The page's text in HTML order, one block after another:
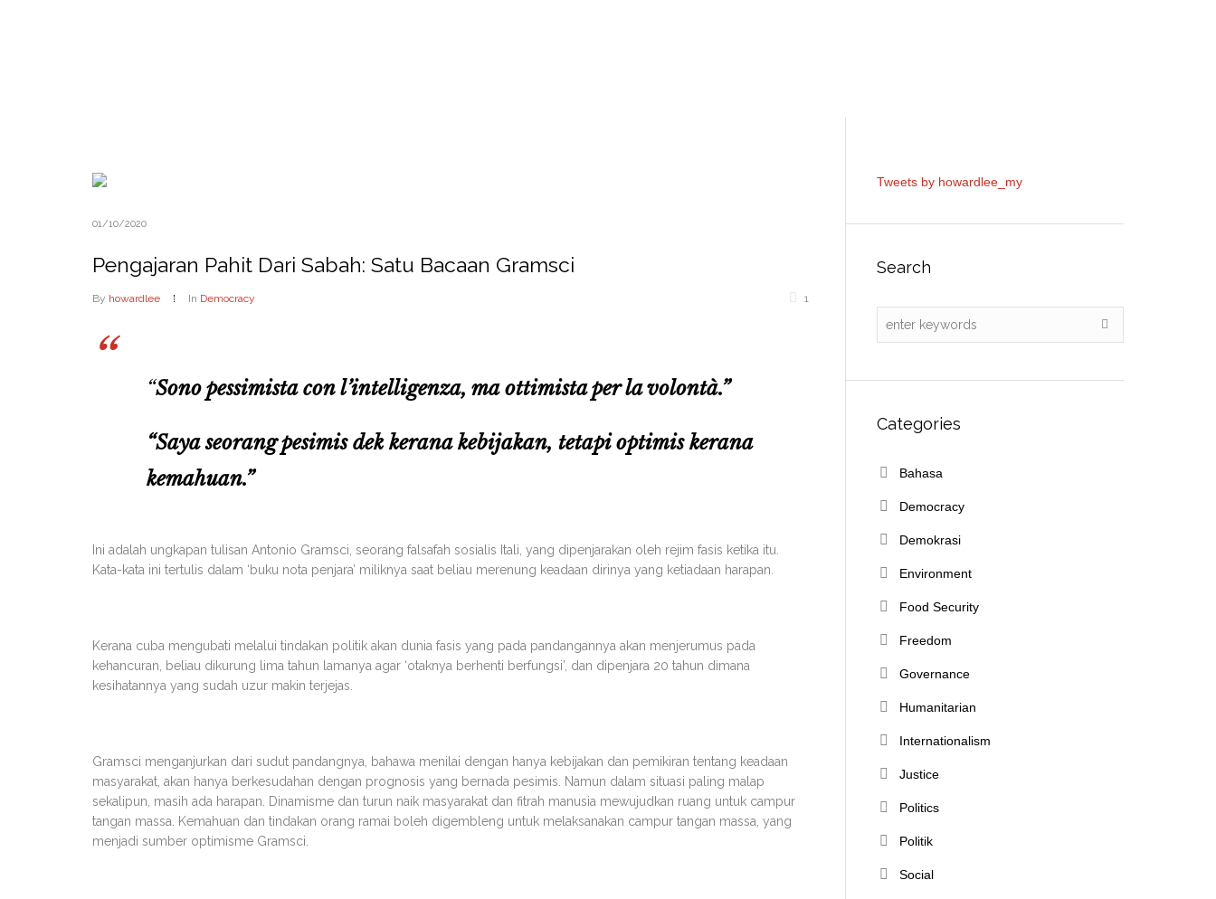
01/10/2020
Pengajaran Pahit Dari Sabah: Satu Bacaan Gramsci
1
By howardlee In Democracy
“Sono pessimista con l’intelligenza, ma ottimista per la volontà.”
“Saya seorang pesimis dek kerana kebijakan, tetapi optimis kerana
kemahuan.”
Ini adalah ungkapan tulisan Antonio Gramsci, seorang falsafah sosialis Itali, yang dipenjarakan oleh rejim fasis ketika itu.
Kata-kata ini tertulis dalam ‘buku nota penjara’ miliknya saat beliau merenung keadaan dirinya yang ketiadaan harapan.
Kerana cuba mengubati melalui tindakan politik akan dunia fasis yang pada pandangannya akan menjerumus pada
kehancuran, beliau dikurung lima tahun lamanya agar ‘otaknya berhenti berfungsi’, dan dipenjara 20 tahun dimana
kesihatannya yang sudah uzur makin terjejas.
Gramsci menganjurkan dari sudut pandangnya, bahawa menilai dengan hanya kebijakan dan pemikiran tentang keadaan
masyarakat, akan hanya berkesudahan dengan prognosis yang bernada pesimis. Namun dalam situasi paling malap
sekalipun, masih ada harapan. Dinamisme dan turun naik masyarakat dan fitrah manusia mewujudkan ruang untuk campur
tangan massa. Kemahuan dan tindakan orang ramai boleh digembleng untuk melaksanakan campur tangan massa, yang
menjadi sumber optimisme Gramsci.
Tweets by howardlee_my
Search
Categories
Bahasa
Democracy
Demokrasi
Environment
Food Security
Freedom
Governance
Humanitarian
Internationalism
Justice
Politics
Politik
Social